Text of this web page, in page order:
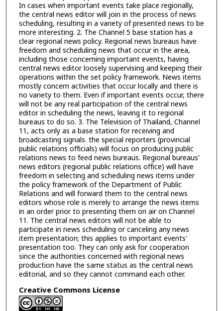
In cases when important events take place regionally,
the central news editor will join in the process of news
scheduling, resulting in a variety of presented news to be
more interesting. 2. The Channel 5 base station has a
clear regional news policy. Regional news bureaus have
freedom and scheduling news that occur in the area,
including those concerning important events, having
central news editor loosely supervising and keeping their
operations within the set policy framework. News items
mostly concern activities that occur locally and there is
no variety to them. Even if important events occur, there
will not be any real participation of the central news
editor in scheduling the news, leaving it to regional
bureaus to do so. 3. The Television of Thailand, Channel
11, acts only as a base station for receiving and
broadcasting signals. the special reporters (provincial
public relations officialร) will focus on producing public
relations news to feed news bureaus. Regional bureaus'
news editors (regional public relations office) will have
freedom in selecting and scheduling news items under
the policy framework of the Department of Public
Relations and will forward them to the central news
editors whose role is merely to arrange the news items
in an order prior to presenting them on air on Channel
11. The central news editors will not be able to
participate in news scheduling or canceling any news
item presentation; this applies to important events'
presentation too. They can only ask for cooperation
since the authorities concerned with regional news
production have the same status as the central news
editorial, and so they cannot command each other.
Creative Commons License